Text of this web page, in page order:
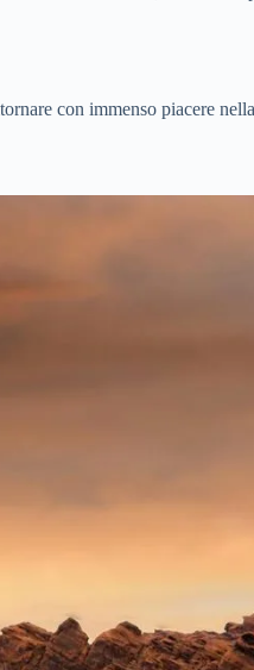
con immenso piacere